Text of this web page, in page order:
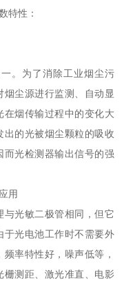
特性：
。为了消除工业烟尘污
尘源进行监测、自动显
在烟传输过程中的变化大
出的光被烟尘颗粒的吸收
而光检测器输出信号的强
用
与光敏二极管相同，但它
于光电池工作时不需要外
率特性好，噪声低等，
栅测距、激光准直、电影